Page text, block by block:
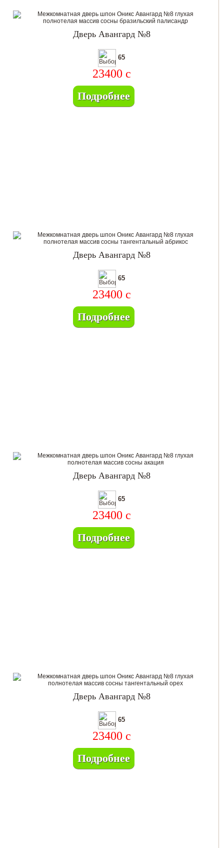
Дверь Авангард №8
65
23400 c
Подробнее
Дверь Авангард №8
65
23400 c
Подробнее
Дверь Авангард №8
65
23400 c
Подробнее
Дверь Авангард №8
65
23400 c
Подробнее